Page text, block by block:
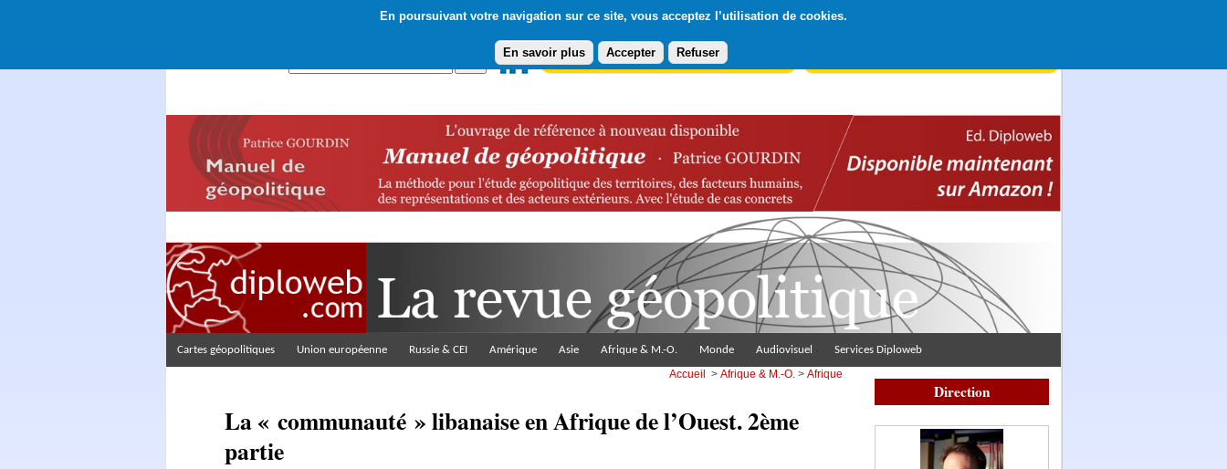
En poursuivant votre navigation sur ce site, vous acceptez l’utilisation de cookies.
En savoir plus Accepter Refuser
Abonnement gratuit à la Lettre du Diploweb
Cartes géopolitiques Union européenne Russie & CEI Amérique Asie Afrique & M.-O. Monde Audiovisuel Services Diploweb
Accueil >Afrique & M.-O. >Afrique
La « communauté » libanaise en Afrique de l’Ouest. 2ème
partie
Direction